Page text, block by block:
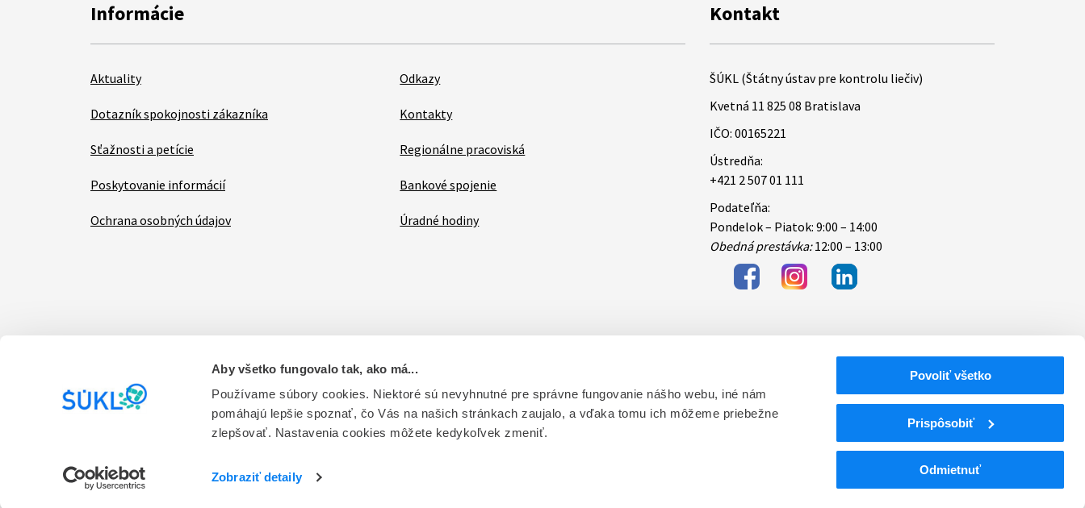
Aby všetko fungovalo tak, ako má...
Používame súbory cookies. Niektoré sú nevyhnutné pre správne fungovanie nášho webu, iné nám
pomáhajú lepšie spoznať, čo Vás na našich stránkach zaujalo, a vďaka tomu ich môžeme priebežne
zlepšovať. Nastavenia cookies môžete kedykoľvek zmeniť.
Zobraziť detaily
Povoliť všetko
Prispôsobiť
Odmietnuť
Informácie
Aktuality
Dotazník spokojnosti zákazníka
Sťažnosti a petície
Poskytovanie informácií
Ochrana osobných údajov
Odkazy
Kontakty
Regionálne pracoviská
Bankové spojenie
Úradné hodiny
Kontakt
ŠÚKL (Štátny ústav pre kontrolu liečiv)
Kvetná 11 825 08 Bratislava
IČO: 00165221
Ústredňa:
+421 2 507 01 111
Podateľňa:
Pondelok – Piatok: 9:00 – 14:00
Obedná prestávka:12:00 – 13:00
Items
Vyhlásenie o prístupnosti Kontakt na prevádzkovateľa RSS Oznamy Databázy a servis Základné zásady bezpečnosti
Prevádzkovateľom stránky je Štátny ústav pre kontrolu liečiv. Vytvorené v súlade s Jednotným dizajn manuálom elektronických